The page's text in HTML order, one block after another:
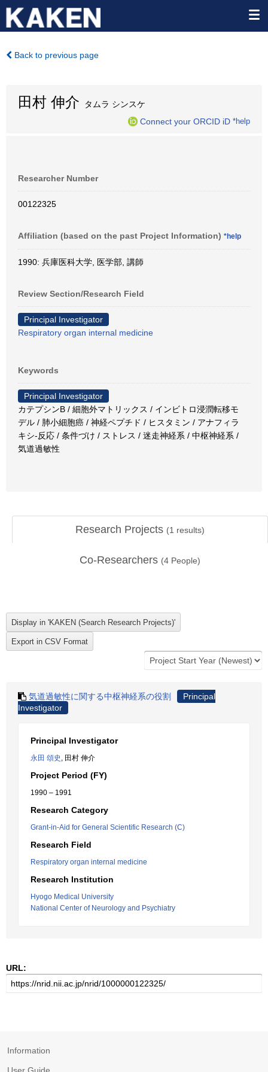
Back to previous page
田村 伸介 タムラ シンスケ
Connect your ORCID iD *help
Researcher Number
00122325
Affiliation (based on the past Project Information) *help
1990: 兵庫医科大学, 医学部, 講師
Review Section/Research Field
Principal Investigator
Respiratory organ internal medicine
Keywords
Principal Investigator
カテプシンB / 細胞外マトリックス / インビトロ浸潤転移モ
デル / 肺小細胞癌 / 神経ペプチド / ヒスタミン / アナフィラ
キシ-反応 / 条件づけ / ストレス / 迷走神経系 / 中枢神経系 /
気道過敏性
Research Projects (1 results)
Co-Researchers (4 People)
気道過敏性に関する中枢神経系の役割
Principal
Investigator
Principal Investigator
永田 頌史 , 田村 伸介
Project Period (FY)
1990 – 1991
Research Category
Grant-in-Aid for General Scientific Research (C)
Research Field
Respiratory organ internal medicine
Research Institution
Hyogo Medical University
National Center of Neurology and Psychiatry
URL:
Information